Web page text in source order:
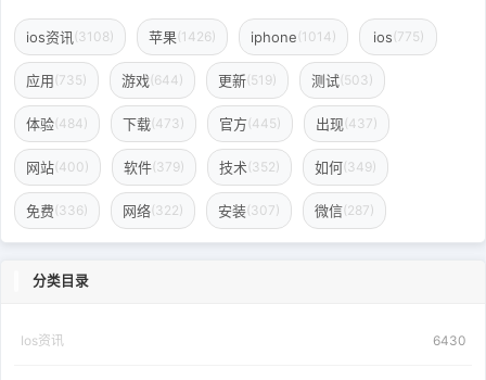
ios资讯 (3108) 苹果(1426) iphone(1014) ios(775)
应用(735) 游戏(644) 更新(519) 测试(503)
体验(484) 下载(473) 官方(445) 出现(437)
网站(400) 软件(379) 技术(352) 如何(349)
免费(336) 网络(322) 安装(307) 微信(287)
分类目录
Ios资讯 6430